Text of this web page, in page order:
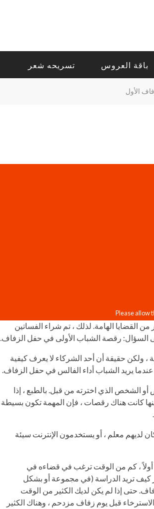
باقة العروس تسريحه شعر
الأول
الهامة. لذلك ، تم شراء الفساتين
السؤال: رقصة الشباب الأولى في حفل الزفاف.
، ولكن حقيقة أن أحد الشركاء لا يعرف كيفية
يريد الشباب أداء الفالس في حفل الزفاف.
الشخص الذي اخترته من قبل. بالطبع ، إذا
كانت هناك رقصات ، فإن المهمة تكون بسيطة
لديهم معلم ، أو يستخدمون الإنترنت سيئة
أولاً ، كم من الوقت ترغب في قضاءه في
كيف تريد الدراسة (في مجموعة أو بشكل
حتى إذا لم يكن لديك الكثير من الوقت
قبل يوم زفاف مزدحم ، وهناك الكثير